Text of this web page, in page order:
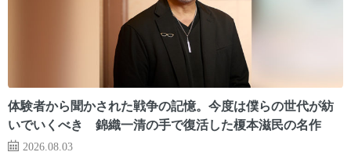
体験者から聞かされた戦争の記憶。今度は僕らの世代が紡
いでいくべき 錦織一清の手で復活した榎本滋民の名作
2026.08.03